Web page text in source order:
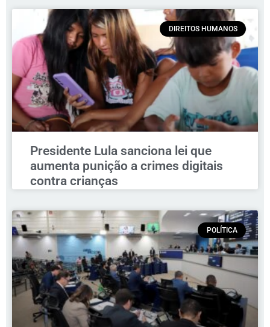
DIREITOS HUMANOS
Presidente Lula sanciona lei que
aumenta punição a crimes digitais
contra crianças
POLÍTICA